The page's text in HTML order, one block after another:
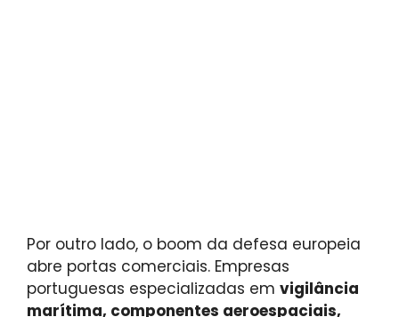
Por outro lado, o boom da defesa europeia
abre portas comerciais. Empresas
portuguesas especializadas em vigilância
marítima, componentes aeroespaciais,